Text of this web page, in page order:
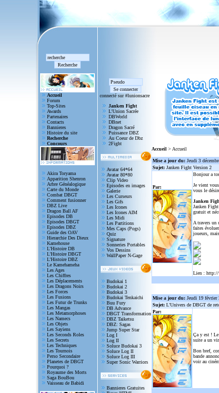
Accueil
Forum
Top-Sites
Awards
Partenaires
Contacts
Bannieres
Histoire du site
Recherche
Concours
connecté sur #lunionsacre
Janken Fight
L'Union Sacrée
DBWorld
DBnet
Dragon Sacré
Puissance DBZ
Au Coeur de Dbz
2Fight
Akira Toryama
Apparition Shenron
Arbre Généalogique
Carte du Monde
Combat DBGT
Comment fusionner
DBZ Live
Dragon Ball AF
Episodes DB
Episodes DBGT
Episodes DBZ
Guide des OAV
Hierarchie Des Dieux
Kamehouse
L'Histoire DB
L'Histoire DBGT
L'Histoire DBZ
Le Kamehameha
Les Ages
Les Chiffres
Les Déplacements
Les Dragons Noirs
Les Forces
Les Fusions
Les Futur de Trunks
Les Mangas
Les Metamorphoses
Les Namecs
Les Objets
Les Sayiens
Les Seconds Roles
Les Secrets
Les Techniques
Les Tournois
Perso Secondaire
Planetes de DBGT
Pourquoi ?
Royaume des Morts
Saga BouBou
Vaisseau de Babidi
Avatar 64*64
Avatar 80*80
Clip Video
Episodes en images
Galerie
Les Curseurs
Les Gifs
Les Icones
Les Icones AIM
Les Midi
Les Partitions
Mes Caps (Pogs)
Quiz
Signature
Sonneries Portables
Vos Dessins
WallPaper N-Gage
Budokai 1
Budokai 2
Budokai 3
Budokai Tenkaichi
Buu Fury
DB Advance
DBGT Transformation
DBZ Taiketsu
DBZ: Sagas
Jump Super Star
Log I
Log II
Soluce Budokai 3
Soluce Log II
Soluce Log III
Super Sonic Warriors
Bannieres Gratuites
Accueil > Accueil
Mise a jour du: Jeudi 3
Sujet: Janken Fight Version 2
Par:
Bonjour a
Je vient
vous le
Janken
Janken
gratuit et
A travers un
faites
joueurs,
Lien : http://
Mise a jour du: Jeudi 19 février
Sujet: L'Univers de DBGT de
Par:
Ça y est !
suite a un
Bon bref,
bande
voir au